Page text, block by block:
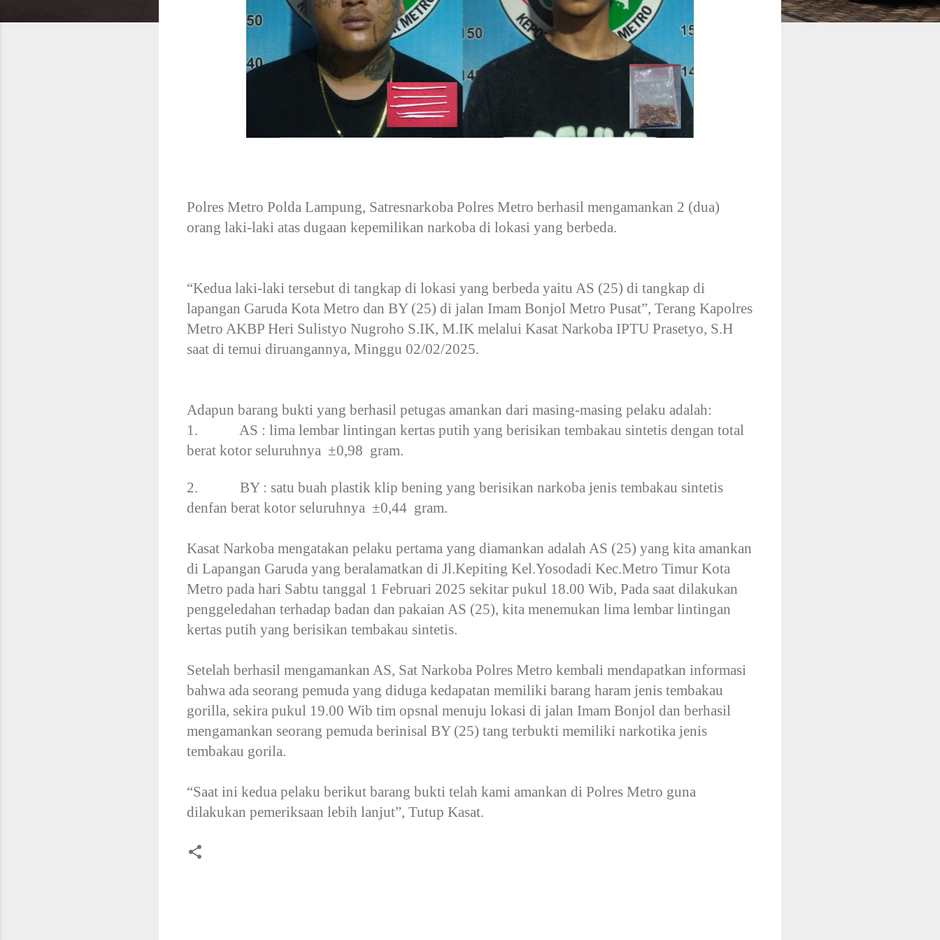
Polres Metro Polda Lampung, Satresnarkoba Polres Metro berhasil mengamankan 2 (dua)
orang laki-laki atas dugaan kepemilikan narkoba di lokasi yang berbeda.
“Kedua laki-laki tersebut di tangkap di lokasi yang berbeda yaitu AS (25) di tangkap di
lapangan Garuda Kota Metro dan BY (25) di jalan Imam Bonjol Metro Pusat”, Terang Kapolres
Metro AKBP Heri Sulistyo Nugroho S.IK, M.IK melalui Kasat Narkoba IPTU Prasetyo, S.H
saat di temui diruangannya, Minggu 02/02/2025.
Adapun barang bukti yang berhasil petugas amankan dari masing-masing pelaku adalah:
1. AS : lima lembar lintingan kertas putih yang berisikan tembakau sintetis dengan total
berat kotor seluruhnya ±0,98 gram.
2. BY : satu buah plastik klip bening yang berisikan narkoba jenis tembakau sintetis
denfan berat kotor seluruhnya ±0,44 gram.
Kasat Narkoba mengatakan pelaku pertama yang diamankan adalah AS (25) yang kita amankan
di Lapangan Garuda yang beralamatkan di Jl.Kepiting Kel.Yosodadi Kec.Metro Timur Kota
Metro pada hari Sabtu tanggal 1 Februari 2025 sekitar pukul 18.00 Wib, Pada saat dilakukan
penggeledahan terhadap badan dan pakaian AS (25), kita menemukan lima lembar lintingan
kertas putih yang berisikan tembakau sintetis.
Setelah berhasil mengamankan AS, Sat Narkoba Polres Metro kembali mendapatkan informasi
bahwa ada seorang pemuda yang diduga kedapatan memiliki barang haram jenis tembakau
gorilla, sekira pukul 19.00 Wib tim opsnal menuju lokasi di jalan Imam Bonjol dan berhasil
mengamankan seorang pemuda berinisal BY (25) tang terbukti memiliki narkotika jenis
tembakau gorila.
“Saat ini kedua pelaku berikut barang bukti telah kami amankan di Polres Metro guna
dilakukan pemeriksaan lebih lanjut”, Tutup Kasat.